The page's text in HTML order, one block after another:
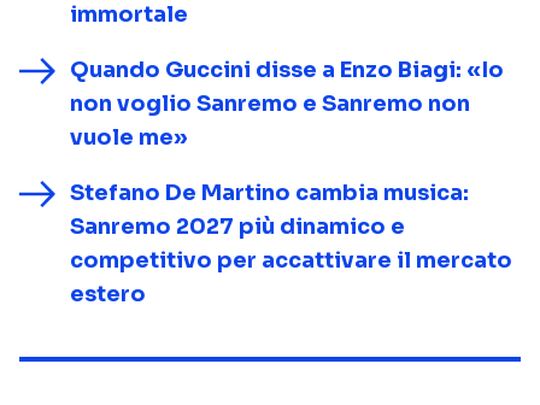
immortale
Quando Guccini disse a Enzo Biagi: «Io
non voglio Sanremo e Sanremo non
vuole me»
Stefano De Martino cambia musica:
Sanremo 2027 più dinamico e
competitivo per accattivare il mercato
estero